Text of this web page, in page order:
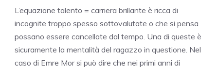
L’equazione talento = carriera brillante è ricca di
incognite troppo spesso sottovalutate o che si pensa
possano essere cancellate dal tempo. Una di queste è
sicuramente la mentalità del ragazzo in questione. Nel
caso di Emre Mor si può dire che nei primi anni di